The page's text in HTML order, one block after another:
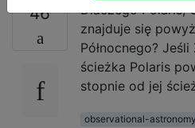
46
Dlaczego Polaris,
znajduje się
Północnego?
ścieżka Polaris
stopnie od jej
observational-astronomy